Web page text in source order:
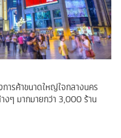
ารค้าขนาดใหญ่ใจกลางนคร
งๆ มากมายกว่า 3,000 ร้าน